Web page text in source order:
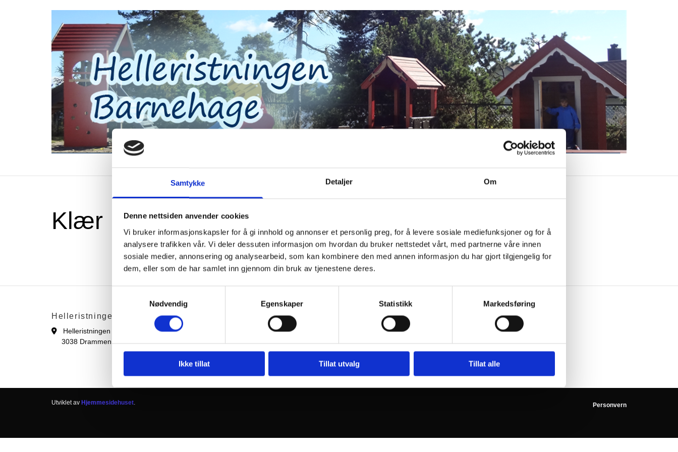
Samtykke Detaljer Om
Denne nettsiden anvender cookies
Vi bruker informasjonskapsler for å gi innhold og annonser et personlig preg, for å levere sosiale mediefunksjoner og for å
analysere trafikken vår. Vi deler dessuten informasjon om hvordan du bruker nettstedet vårt, med partnerne våre innen
sosiale medier, annonsering og analysearbeid, som kan kombinere den med annen informasjon du har gjort tilgjengelig for
dem, eller som de har samlet inn gjennom din bruk av tjenestene deres.
Nødvendig
Egenskaper Statistikk Markedsføring
Ikke tillat Tillat utvalg Tillat alle
Klær
Helleristningen Barnehage
 Helleristningen 45
3038 Drammen
 helleristningen.barnehage@ebnett
.no
Åpningstider
Mandag - Fredag
Utviklet av Hjemmesidehuset. Personvern